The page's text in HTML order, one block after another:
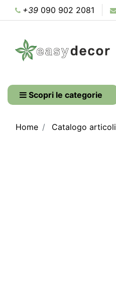
+39 090 902 2081
Scopri le categorie
Home Catalogo articoli